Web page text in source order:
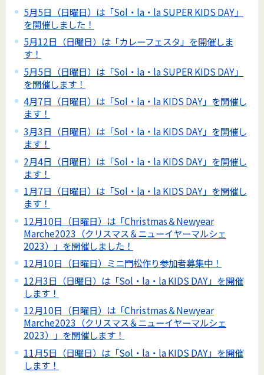
5月5日（日曜日）は「Sol・la・la SUPER KIDS DAY」
を開催しました！
5月12日（日曜日）は「カレーフェスタ」を開催しま
す！
5月5日（日曜日）は「Sol・la・la SUPER KIDS DAY」
を開催します！
4月7日（日曜日）は「Sol・la・la KIDS DAY」を開催し
ます！
3月3日（日曜日）は「Sol・la・la KIDS DAY」を開催し
ます！
2月4日（日曜日）は「Sol・la・la KIDS DAY」を開催し
ます！
1月7日（日曜日）は「Sol・la・la KIDS DAY」を開催し
ます！
12月10日（日曜日）は「Christmas＆Newyear
Marche2023（クリスマス＆ニューイヤーマルシェ
2023）」を開催しました！
12月10日（日曜日）ミニ門松作り参加者募集中！
12月3日（日曜日）は「Sol・la・la KIDS DAY」を開催
します！
12月10日（日曜日）は「Christmas＆Newyear
Marche2023（クリスマス＆ニューイヤーマルシェ
2023）」を開催します！
11月5日（日曜日）は「Sol・la・la KIDS DAY」を開催
します！